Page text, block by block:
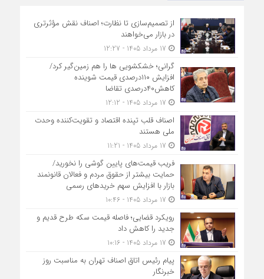
از تصمیم‌سازی تا نظارت؛ اصناف نقش مؤثرتری
در بازار می‌خواهند
گرانی؛ خشکشویی‌ ها را هم زمین‌گیر کرد/
افزایش ۱۱۰درصدی قیمت شوینده
کاهش۴۰درصدی تقاضا
اصناف قلب تپنده اقتصاد و تقویت‌کننده وحدت
ملی هستند
فریب قیمت‌های پایین گوشی را نخورید/
حمایت بیشتر از حقوق مردم و فعالان قانونمند
بازار با افزایش سهم خریدهای رسمی
رویکرد قضایی؛ فاصله قیمت سکه طرح قدیم و
جدید را کاهش داد
پیام رئیس اتاق اصناف تهران به مناسبت روز
خبرنگار